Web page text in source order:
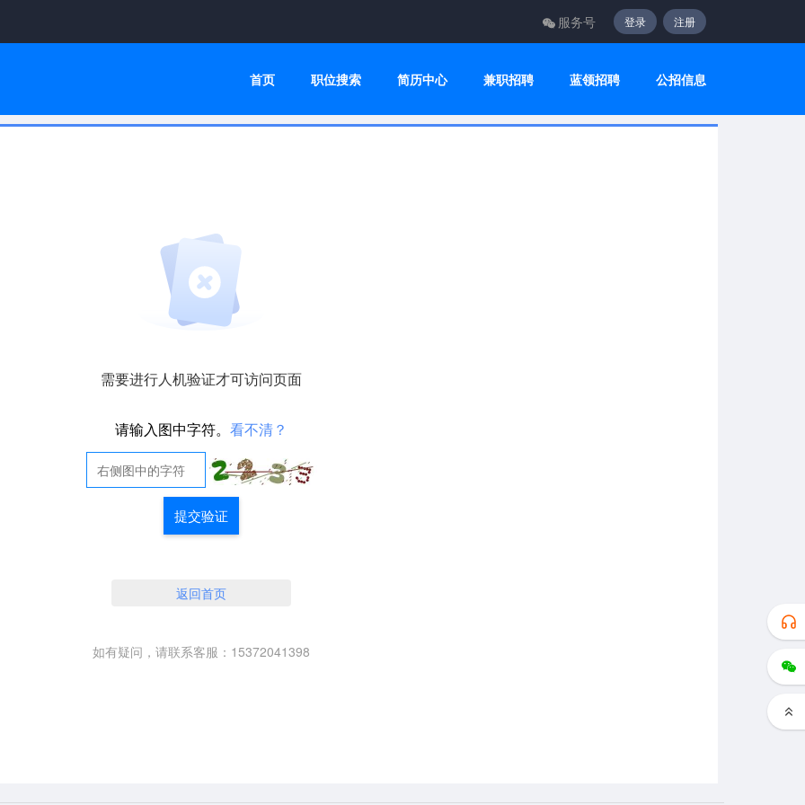
服务号 登录 注册
首页 职位搜索 简历中心 兼职招聘 蓝领招聘 公招信息
需要进行人机验证才可访问页面
请输入图中字符。 看不清？
提交验证
返回首页
如有疑问，请联系客服：15372041398